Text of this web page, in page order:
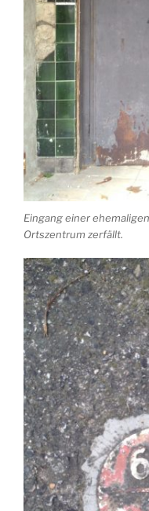
Eingang einer
Ortszentrum zerfällt.